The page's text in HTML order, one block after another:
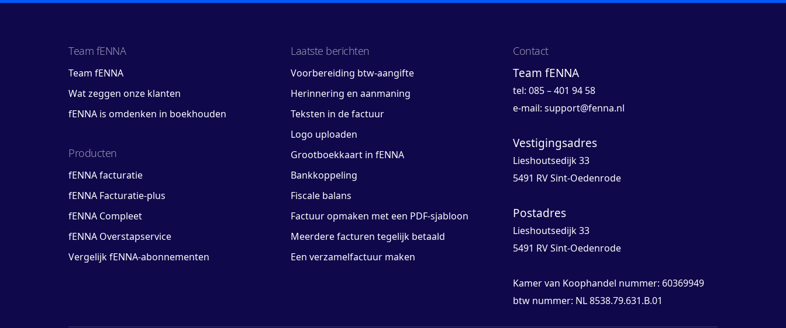
Team fENNA
Team fENNA
Wat zeggen onze klanten
fENNA is omdenken in boekhouden
Producten
fENNA facturatie
fENNA Facturatie-plus
fENNA Compleet
fENNA Overstapservice
Vergelijk fENNA-abonnementen
Laatste berichten
Voorbereiding btw-aangifte
Herinnering en aanmaning
Teksten in de factuur
Logo uploaden
Grootboekkaart in fENNA
Bankkoppeling
Fiscale balans
Factuur opmaken met een PDF-sjabloon
Meerdere facturen tegelijk betaald
Een verzamelfactuur maken
Contact
Team fENNA
tel: 085 – 401 94 58
e-mail: support@fenna.nl
Vestigingsadres
Lieshoutsedijk 33
5491 RV Sint-Oedenrode
Postadres
Lieshoutsedijk 33
5491 RV Sint-Oedenrode
Kamer van Koophandel nummer: 60369949
btw nummer: NL 8538.79.631.B.01